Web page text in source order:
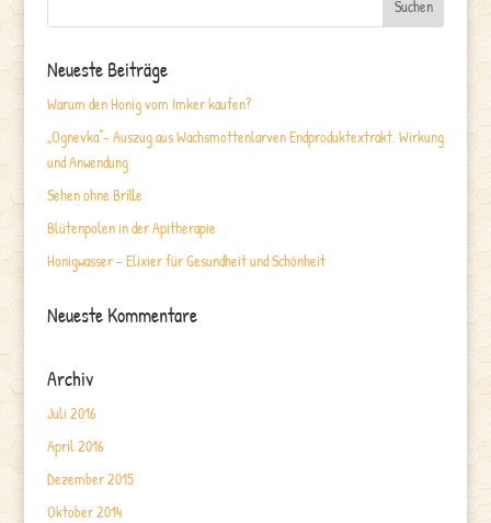
Neueste Beiträge
Warum den Honig vom Imker kaufen?
„Ognevka“- Auszug aus Wachsmottenlarven Endproduktextrakt. Wirkung
und Anwendung
Sehen ohne Brille
Blütenpolen in der Apitherapie
Honigwasser – Elixier für Gesundheit und Schönheit
Neueste Kommentare
Archiv
Juli 2016
April 2016
Dezember 2015
Oktober 2014